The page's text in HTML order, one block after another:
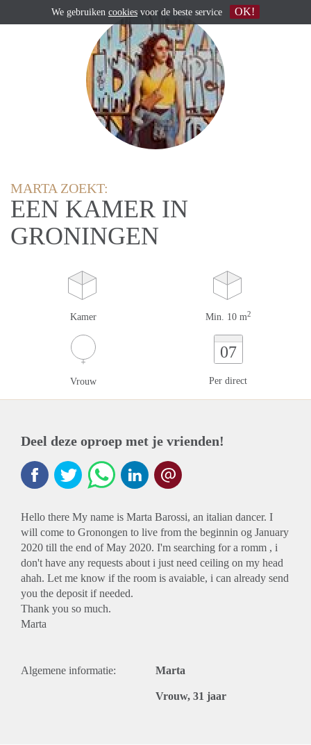
MARTA ZOEKT:
EEN KAMER IN
GRONINGEN
Kamer Min. 10 m2
Vrouw
07
Per direct
Deel deze oproep met je vrienden!
Hello there My name is Marta Barossi, an italian dancer. I
will come to Gronongen to live from the beginnin og January
2020 till the end of May 2020. I'm searching for a romm , i
don't have any requests about i just need ceiling on my head
ahah. Let me know if the room is avaiable, i can already send
you the deposit if needed.
Thank you so much.
Marta
Algemene informatie: Marta
Vrouw, 31 jaar
We gebruiken cookies voor de beste service OK!